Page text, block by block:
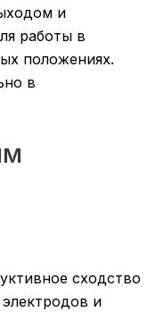
и
работы в
положениях.
в
сходство
и